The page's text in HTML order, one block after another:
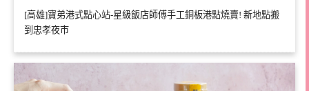
[高雄]寶弟港式點心站-星級飯店師傅手工銅板港點燒賣! 新地點搬
到忠孝夜市